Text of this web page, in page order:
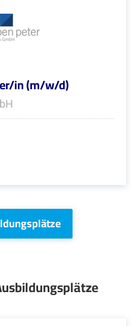
in (m/w/d)